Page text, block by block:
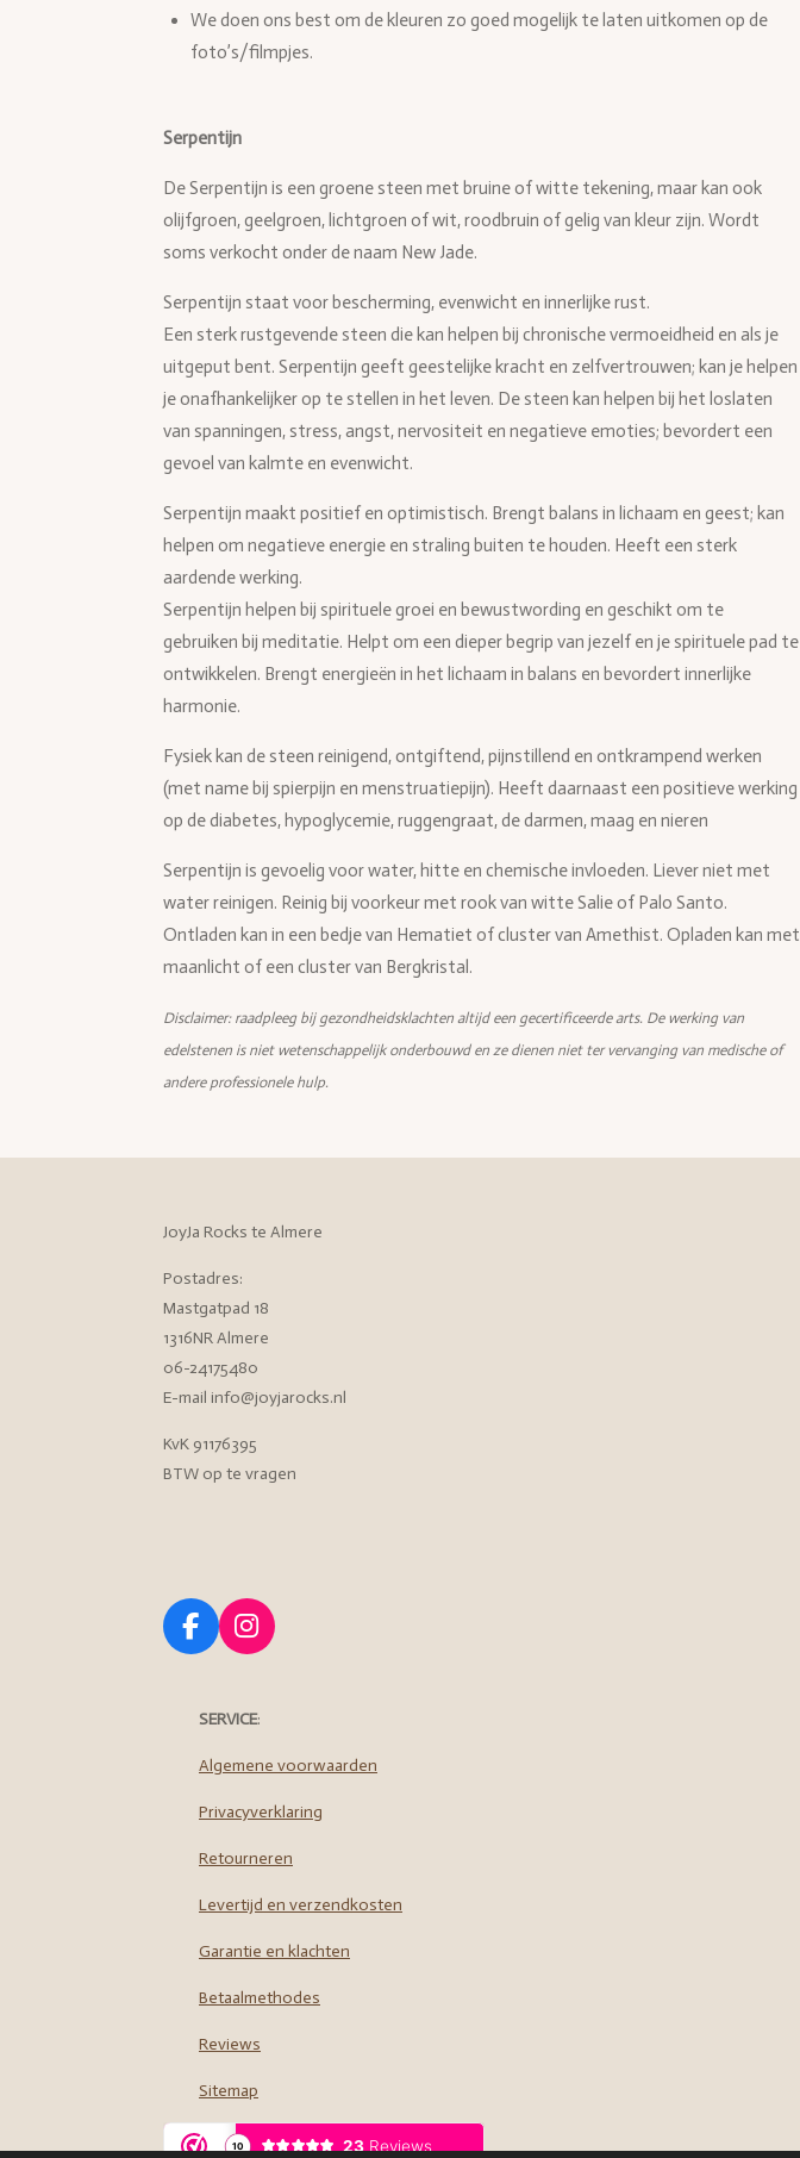
We doen ons best om de kleuren zo goed mogelijk te laten uitkomen op de
foto’s/filmpjes.
Serpentijn
De Serpentijn is een groene steen met bruine of witte tekening, maar kan ook
olijfgroen, geelgroen, lichtgroen of wit, roodbruin of gelig van kleur zijn. Wordt
soms verkocht onder de naam New Jade.
Serpentijn staat voor bescherming, evenwicht en innerlijke rust.
Een sterk rustgevende steen die kan helpen bij chronische vermoeidheid en als je
uitgeput bent. Serpentijn geeft geestelijke kracht en zelfvertrouwen; kan je helpen
je onafhankelijker op te stellen in het leven. De steen kan helpen bij het loslaten
van spanningen, stress, angst, nervositeit en negatieve emoties; bevordert een
gevoel van kalmte en evenwicht.
Serpentijn maakt positief en optimistisch. Brengt balans in lichaam en geest; kan
helpen om negatieve energie en straling buiten te houden. Heeft een sterk
aardende werking.
Serpentijn helpen bij spirituele groei en bewustwording en geschikt om te
gebruiken bij meditatie. Helpt om een dieper begrip van jezelf en je spirituele pad te
ontwikkelen. Brengt energieën in het lichaam in balans en bevordert innerlijke
harmonie.
Fysiek kan de steen reinigend, ontgiftend, pijnstillend en ontkrampend werken
(met name bij spierpijn en menstruatiepijn). Heeft daarnaast een positieve werking
op de diabetes, hypoglycemie, ruggengraat, de darmen, maag en nieren
Serpentijn is gevoelig voor water, hitte en chemische invloeden. Liever niet met
water reinigen. Reinig bij voorkeur met rook van witte Salie of Palo Santo.
Ontladen kan in een bedje van Hematiet of cluster van Amethist. Opladen kan met
maanlicht of een cluster van Bergkristal.
Disclaimer: raadpleeg bij gezondheidsklachten altijd een gecertificeerde arts. De werking van
edelstenen is niet wetenschappelijk onderbouwd en ze dienen niet ter vervanging van medische of
andere professionele hulp.
JoyJa Rocks te Almere
Postadres:
Mastgatpad 18
1316NR Almere
06-24175480
E-mail info@joyjarocks.nl
KvK 91176395
BTW op te vragen
F
a
e
o
k
I
n
t
g
a
SERVICE:
Algemene voorwaarden
Privacyverklaring
Retourneren
Levertijd en verzendkosten
Garantie en klachten
Betaalmethodes
Reviews
Sitemap